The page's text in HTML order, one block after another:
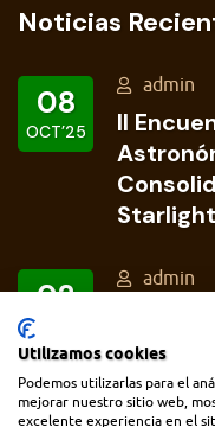
Noticias
08
OCT’25
admin
II
Starlight
02
OCT’25
admin
Utilizamos cookies
Podemos utilizarlas para el
mejorar nuestro sitio web,
excelente experiencia en el